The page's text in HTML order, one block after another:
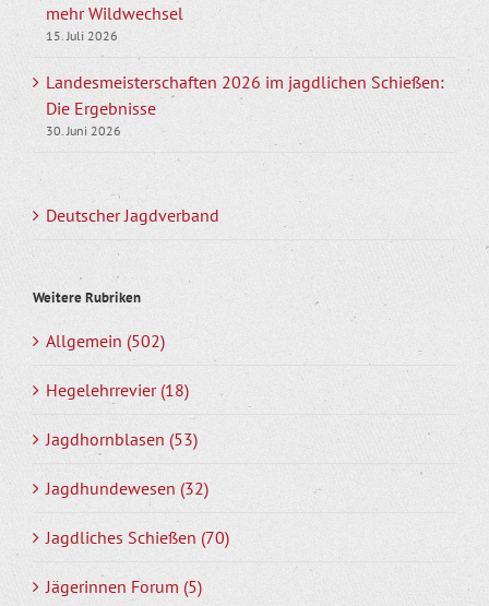
mehr Wildwechsel
15. Juli 2026
Landesmeisterschaften 2026 im jagdlichen Schießen:
Die Ergebnisse
30. Juni 2026
Deutscher Jagdverband
Weitere Rubriken
Allgemein (502)
Hegelehrrevier (18)
Jagdhornblasen (53)
Jagdhundewesen (32)
Jagdliches Schießen (70)
Jägerinnen Forum (5)